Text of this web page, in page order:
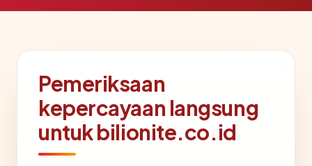
Pemeriksaan
kepercayaan langsung
untuk bilionite.co.id